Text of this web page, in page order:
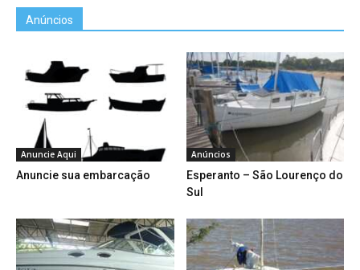
Anúncios
Anuncie Aqui
Anuncie sua embarcação
Anúncios
Esperanto – São Lourenço do
Sul